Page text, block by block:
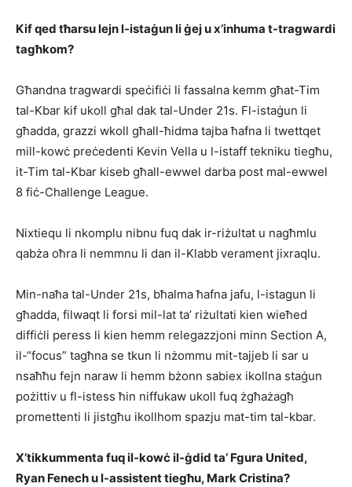
Kif qed tħarsu lejn l-istaġun li ġej u x’inhuma t-tragwardi
tagħkom?
Għandna tragwardi speċifiċi li fassalna kemm għat-Tim
tal-Kbar kif ukoll għal dak tal-Under 21s. Fl-istaġun li
għadda, grazzi wkoll għall-ħidma tajba ħafna li twettqet
mill-kowċ preċedenti Kevin Vella u l-istaff tekniku tiegħu,
it-Tim tal-Kbar kiseb għall-ewwel darba post mal-ewwel
8 fiċ-Challenge League.
Nixtiequ li nkomplu nibnu fuq dak ir-riżultat u nagħmlu
qabża oħra li nemmnu li dan il-Klabb verament jixraqlu.
Min-naħa tal-Under 21s, bħalma ħafna jafu, l-istagun li
għadda, filwaqt li forsi mil-lat ta’ riżultati kien wieħed
diffiċli peress li kien hemm relegazzjoni minn Section A,
il-“focus” tagħna se tkun li nżommu mit-tajjeb li sar u
nsaħħu fejn naraw li hemm bżonn sabiex ikollna staġun
pożittiv u fl-istess ħin niffukaw ukoll fuq żgħażagħ
promettenti li jistgħu ikollhom spazju mat-tim tal-kbar.
X’tikkummenta fuq il-kowċ il-ġdid ta’ Fgura United,
Ryan Fenech u l-assistent tiegħu, Mark Cristina?